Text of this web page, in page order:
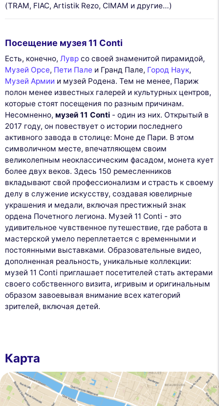
(TRAM, FIAC, Artistik Rezo, CIMAM и другие…)
Посещение музея 11 Conti
Есть, конечно, Лувр со своей знаменитой пирамидой,
Музей Орсе, Пети Пале и Гранд Пале, Город Наук,
Музей Армии и музей Родена. Тем не менее, Париж
полон менее известных галерей и культурных центров,
которые стоят посещения по разным причинам.
Несомненно, музей 11 Conti - один из них. Открытый в
2017 году, он повествует о истории последнего
активного завода в столице: Моне де Пари. В этом
символичном месте, впечатляющем своим
великолепным неоклассическим фасадом, монета кует
более двух веков. Здесь 150 ремесленников
вкладывают свой профессионализм и страсть к своему
делу в служение искусству, создавая ювелирные
украшения и медали, включая престижный знак
ордена Почетного легиона. Музей 11 Conti - это
удивительное чувственное путешествие, где работа в
мастерской умело переплетается с временными и
постоянными выставками. Образовательные видео,
дополненная реальность, уникальные коллекции:
музей 11 Conti приглашает посетителей стать актерами
своего собственного визита, игривым и оригинальным
образом завоевывая внимание всех категорий
зрителей, включая детей.
Карта